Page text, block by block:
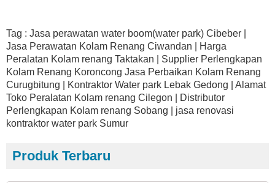
Tag : Jasa perawatan water boom(water park) Cibeber |
Jasa Perawatan Kolam Renang Ciwandan | Harga
Peralatan Kolam renang Taktakan | Supplier Perlengkapan
Kolam Renang Koroncong Jasa Perbaikan Kolam Renang
Curugbitung | Kontraktor Water park Lebak Gedong | Alamat
Toko Peralatan Kolam renang Cilegon | Distributor
Perlengkapan Kolam renang Sobang | jasa renovasi
kontraktor water park Sumur
Produk Terbaru